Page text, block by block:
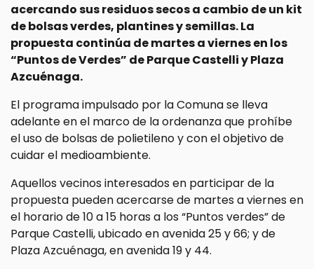
acercando sus residuos secos a cambio de un kit
de bolsas verdes, plantines y semillas. La
propuesta continúa de martes a viernes en los
“Puntos de Verdes” de Parque Castelli y Plaza
Azcuénaga.
El programa impulsado por la Comuna se lleva
adelante en el marco de la ordenanza que prohíbe
el uso de bolsas de polietileno y con el objetivo de
cuidar el medioambiente.
Aquellos vecinos interesados en participar de la
propuesta pueden acercarse de martes a viernes en
el horario de 10 a 15 horas a los “Puntos verdes” de
Parque Castelli, ubicado en avenida 25 y 66; y de
Plaza Azcuénaga, en avenida 19 y 44.